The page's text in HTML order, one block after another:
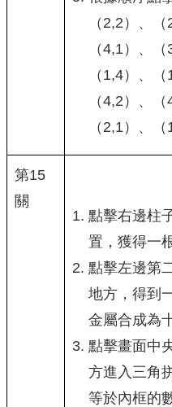
（2,2）、
（4,1）、
（1,4）、
（4,2）、
（2,1）、
第15
關
點擊右邊柱
置，獲得一
點擊左邊第
地方，得到
金屬合成為
點擊畫面中
方進入三角
等於內框的